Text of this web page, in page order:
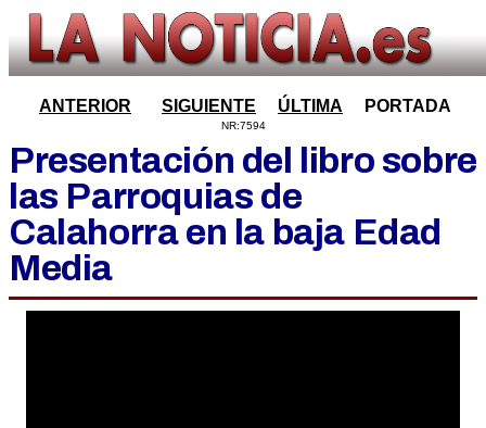
ANTERIOR SIGUIENTE ÚLTIMA PORTADA
NR:7594
Presentación del libro sobre
las Parroquias de
Calahorra en la baja Edad
Media